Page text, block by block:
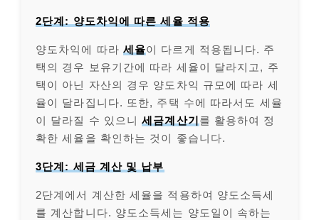
2단계: 양도차익에 따른 세율 적용
양도차익에 따라 세율이 다르게 적용됩니다. 주
택의 경우 보유기간에 따라 세율이 달라지고, 주
택이 아닌 자산의 경우 양도차익 규모에 따라 세
율이 달라집니다. 또한, 주택 수에 따라서도 세율
이 달라질 수 있으니세금계산기 를 활용하여 정
확한 세율을 확인하는 것이 좋습니다.
3단계: 세금 계산 및 납부
2단계에서 계산한 세율을 적용하여 양도소득세
를 계산합니다. 양도소득세는 양도일이 속하는